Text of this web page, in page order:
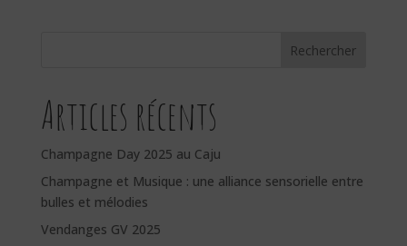
Rechercher
Articles récents
Champagne Day 2025 au Caju
Champagne et Musique : une alliance sensorielle entre
bulles et mélodies
Vendanges GV 2025